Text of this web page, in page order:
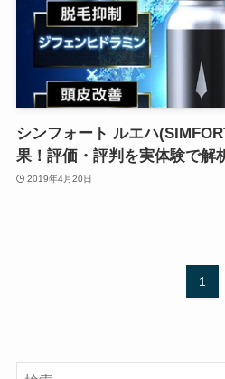
シンフォート ルエハ
果！評価・評判を実体験で解
2019年4月20日
1